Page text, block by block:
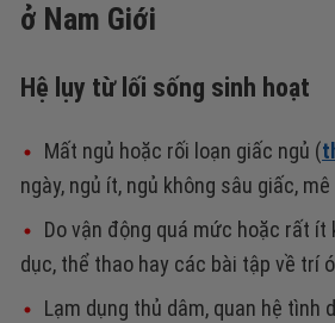
ở Nam Giới
Hệ lụy từ lối sống sinh hoạt
Mất ngủ hoặc rối loạn giấc ngủ (
ngày, ngủ ít, ngủ không sâu giấc,
Do vận động quá mức hoặc rất ít
dục, thể thao hay các bài tập về trí
Lạm dụng thủ dâm, quan hệ tình